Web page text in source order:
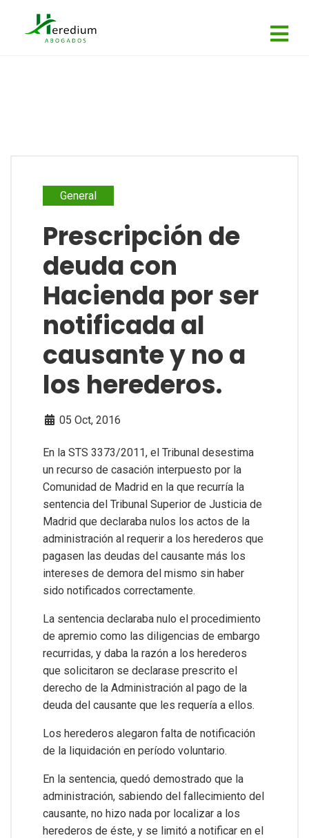
General
Prescripción de
deuda con
Hacienda por ser
notificada al
causante y no a
los herederos.
05 Oct, 2016
En la STS 3373/2011, el Tribunal desestima
un recurso de casación interpuesto por la
Comunidad de Madrid en la que recurría la
sentencia del Tribunal Superior de Justicia de
Madrid que declaraba nulos los actos de la
administración al requerir a los herederos que
pagasen las deudas del causante más los
intereses de demora del mismo sin haber
sido notificados correctamente.
La sentencia declaraba nulo el procedimiento
de apremio como las diligencias de embargo
recurridas, y daba la razón a los herederos
que solicitaron se declarase prescrito el
derecho de la Administración al pago de la
deuda del causante que les requería a ellos.
Los herederos alegaron falta de notificación
de la liquidación en período voluntario.
En la sentencia, quedó demostrado que la
administración, sabiendo del fallecimiento del
causante, no hizo nada por localizar a los
herederos de éste, y se limitó a notificar en el